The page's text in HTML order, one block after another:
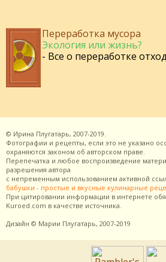
Переработка мусора
Экология или жизнь?
- Все о переработке
© Ирина Плугатарь, 2007-2019.
Фотографии и рецепты, если это не указано
охраняются законом об авторском праве.
Перепечатка и любое воспроизведение
разрешения автора
с непременным использованием активной
бабушки - простые и вкусные кулинарные
При цитировании информации в интернете
Kuroed.com в качестве источника.
Дизайн © Марии Плугатарь, 2007-2019